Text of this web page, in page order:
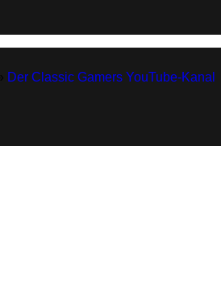
Der Classic Gamers YouTube-Kanal